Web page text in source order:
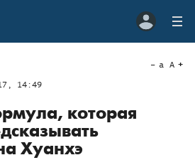
14:49
a A
которая
Хуанхэ